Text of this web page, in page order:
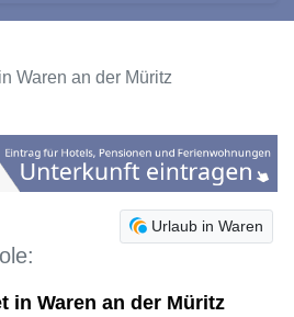
Waren an der Müritz
Urlaub in Waren
in Waren an der Müritz